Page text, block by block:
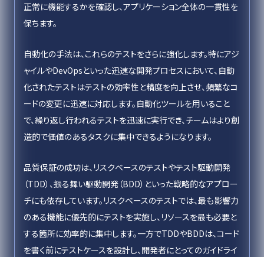
正常に機能するかを確認し、アプリケーション全体の一貫性を
保ちます。
自動化の手法は、これらのテストをさらに強化します。特にアジ
ャイルやDevOpsといった迅速な開発プロセスにおいて、自動
化されたテストはテストの効率性と精度を向上させ、頻繁なコ
ードの変更に迅速に対応します。自動化ツールを用いること
で、繰り返し行われるテストを迅速に実行でき、チームはより創
造的で価値のあるタスクに集中できるようになります。
品質保証の成功は、リスクベースのテストやテスト駆動開発
（TDD）、振る舞い駆動開発（BDD）といった戦略的なアプロー
チにも依存しています。リスクベースのテストでは、最も影響力
のある機能に優先的にテストを実施し、リソースを最も必要と
する箇所に効率的に集中します。一方でTDDやBDDは、コード
を書く前にテストケースを設計し、開発者にとってのガイドライ